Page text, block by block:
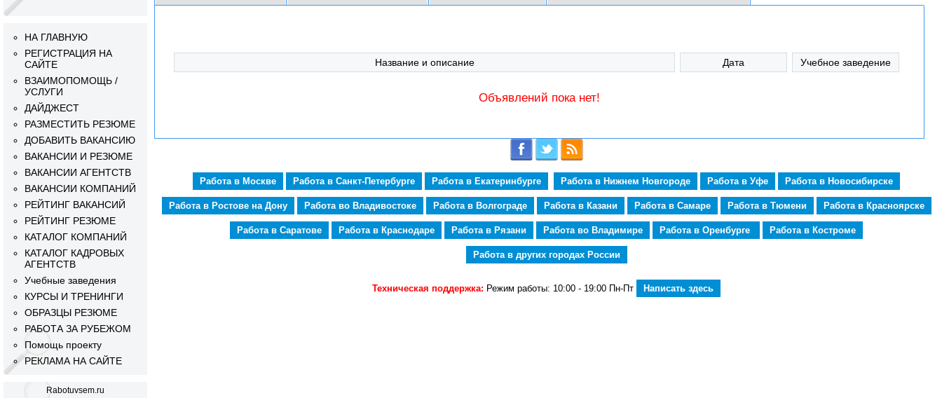
Название и описание Дата Учебное заведение
Объявлений пока нет!
Работа в Москве Работа в Санкт-Петербурге Работа в Екатеринбурге Работа в Нижнем Новгороде Работа в Уфе Работа в Новосибирске
Работа в Ростове на Дону Работа во Владивостоке Работа в Волгограде Работа в Казани Работа в Самаре Работа в Тюмени Работа в Красноярске
Работа в Саратове Работа в Краснодаре Работа в Рязани Работа во Владимире Работа в Оренбурге Работа в Костроме
Работа в других городах России
Техническая поддержка: Режим работы: 10:00 - 19:00 Пн-Пт Написать здесь
НА ГЛАВНУЮ
РЕГИСТРАЦИЯ НА
САЙТЕ
ВЗАИМОПОМОЩЬ /
УСЛУГИ
ДАЙДЖЕСТ
РАЗМЕСТИТЬ РЕЗЮМЕ
ДОБАВИТЬ ВАКАНСИЮ
ВАКАНСИИ И РЕЗЮМЕ
ВАКАНСИИ АГЕНТСТВ
ВАКАНСИИ КОМПАНИЙ
РЕЙТИНГ ВАКАНСИЙ
РЕЙТИНГ РЕЗЮМЕ
КАТАЛОГ КОМПАНИЙ
КАТАЛОГ КАДРОВЫХ
АГЕНТСТВ
Учебные заведения
КУРСЫ И ТРЕНИНГИ
ОБРАЗЦЫ РЕЗЮМЕ
РАБОТА ЗА РУБЕЖОМ
Помощь проекту
РЕКЛАМА НА САЙТЕ
Rabotuvsem.ru